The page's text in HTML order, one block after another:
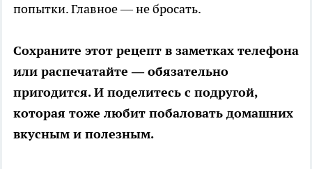
попытки. Главное — не бросать.
Сохраните этот рецепт в заметках телефона
или распечатайте — обязательно
пригодится. И поделитесь с подругой,
которая тоже любит побаловать домашних
вкусным и полезным.